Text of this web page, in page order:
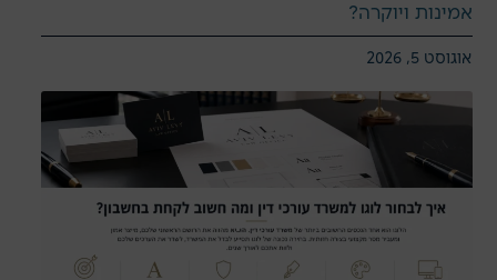
אמינות ויוקרה?
אוגוסט 5, 2026